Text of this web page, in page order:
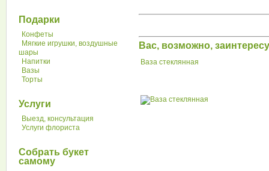
Подарки
Конфеты
Мягкие игрушки, воздушные
шары
Напитки
Вазы
Торты
Услуги
Выезд, консультация
Услуги флориста
Собрать букет
самому
Вас, возможно,
Ваза стеклянная